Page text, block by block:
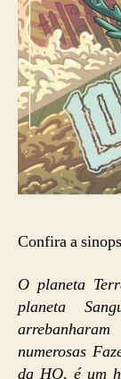
Confira a
O planeta
planeta
numerosas
da HQ, é um